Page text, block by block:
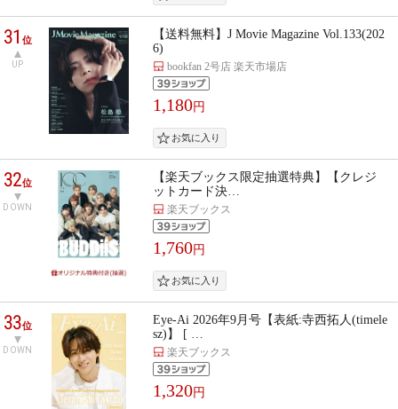
31位
UP
【送料無料】J Movie Magazine Vol.133(202
6)
bookfan 2号店 楽天市場店
1,180円
32位
DOWN
【楽天ブックス限定抽選特典】【クレジ
ットカード決…
楽天ブックス
1,760円
33位
DOWN
Eye-Ai 2026年9月号【表紙:寺西拓人(timele
sz)】 [ …
楽天ブックス
1,320円